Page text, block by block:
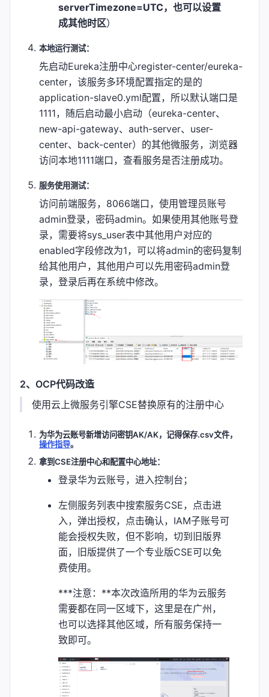
serverTimezone=UTC，也可以设置
成其他时区）
本地运行测试：
先启动Eureka注册中心register-center/eureka-
center，该服务多环境配置指定的是的
application-slave0.yml配置，所以默认端口是
1111，随后启动最小启动（eureka-center、
new-api-gateway、auth-server、user-
center、back-center）的其他微服务，浏览器
访问本地1111端口，查看服务是否注册成功。
服务使用测试：
访问前端服务，8066端口，使用管理员账号
admin登录，密码admin。如果使用其他账号登
录，需要将sys_user表中其他用户对应的
enabled字段修改为1，可以将admin的密码复制
给其他用户，其他用户可以先用密码admin登
录，登录后再在系统中修改。
2、OCP代码改造
使用云上微服务引擎CSE替换原有的注册中心
为华为云账号新增访问密钥AK/AK，记得保存.csv文件，
操作指导。
拿到CSE注册中心和配置中心地址：
登录华为云账号，进入控制台；
左侧服务列表中搜索服务CSE，点击进
入，弹出授权，点击确认，IAM子账号可
能会授权失败，但不影响，切到旧版界
面，旧版提供了一个专业版CSE可以免
费使用。
***注意：**本次改造所用的华为云服务
需要都在同一区域下，这里是在广州，
也可以选择其他区域，所有服务保持一
致即可。